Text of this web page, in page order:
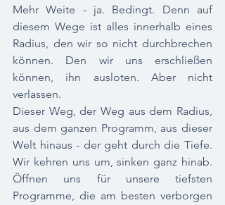
Mehr Weite - ja. Bedingt. Denn auf
diesem Wege ist alles innerhalb eines
Radius, den wir so nicht durchbrechen
können. Den wir uns erschließen
können, ihn ausloten. Aber nicht
verlassen.
Dieser Weg, der Weg aus dem Radius,
aus dem ganzen Programm, aus dieser
Welt hinaus - der geht durch die Tiefe.
Wir kehren uns um, sinken ganz hinab.
Öffnen uns für unsere tiefsten
Programme, die am besten verborgen